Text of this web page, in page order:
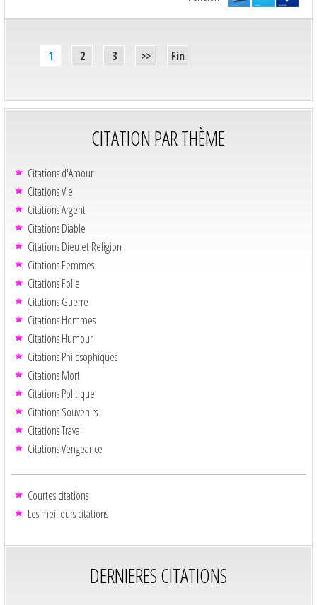
1 2 3 >> Fin
CITATION PAR THÈME
Citations d'Amour
Citations Vie
Citations Argent
Citations Diable
Citations Dieu et Religion
Citations Femmes
Citations Folie
Citations Guerre
Citations Hommes
Citations Humour
Citations Philosophiques
Citations Mort
Citations Politique
Citations Souvenirs
Citations Travail
Citations Vengeance
Courtes citations
Les meilleurs citations
DERNIERES CITATIONS